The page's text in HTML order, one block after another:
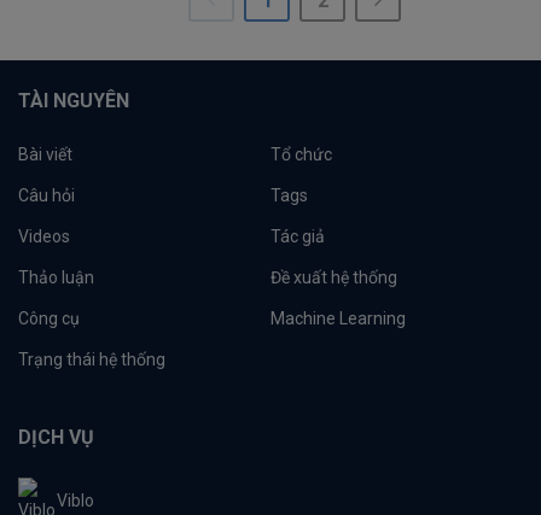
TÀI NGUYÊN
Bài viết Tổ chức
Câu hỏi Tags
Videos Tác giả
Thảo luận Đề xuất hệ thống
Công cụ Machine Learning
Trạng thái hệ thống
DỊCH VỤ
Viblo